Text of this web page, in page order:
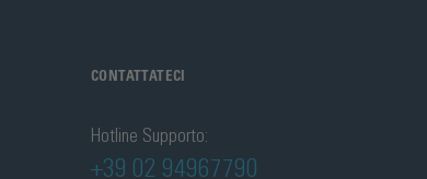
CONTATTATECI
Hotline Supporto:
+39 02 94967790